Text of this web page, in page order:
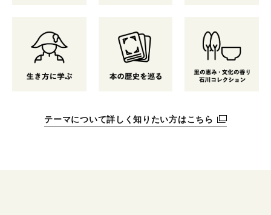
テーマについて詳しく知りたい方はこちら